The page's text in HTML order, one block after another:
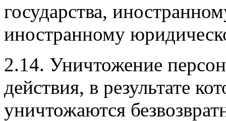
государства,
иностранному
2.14. Уничтожение
действия, в результате
уничтожаются